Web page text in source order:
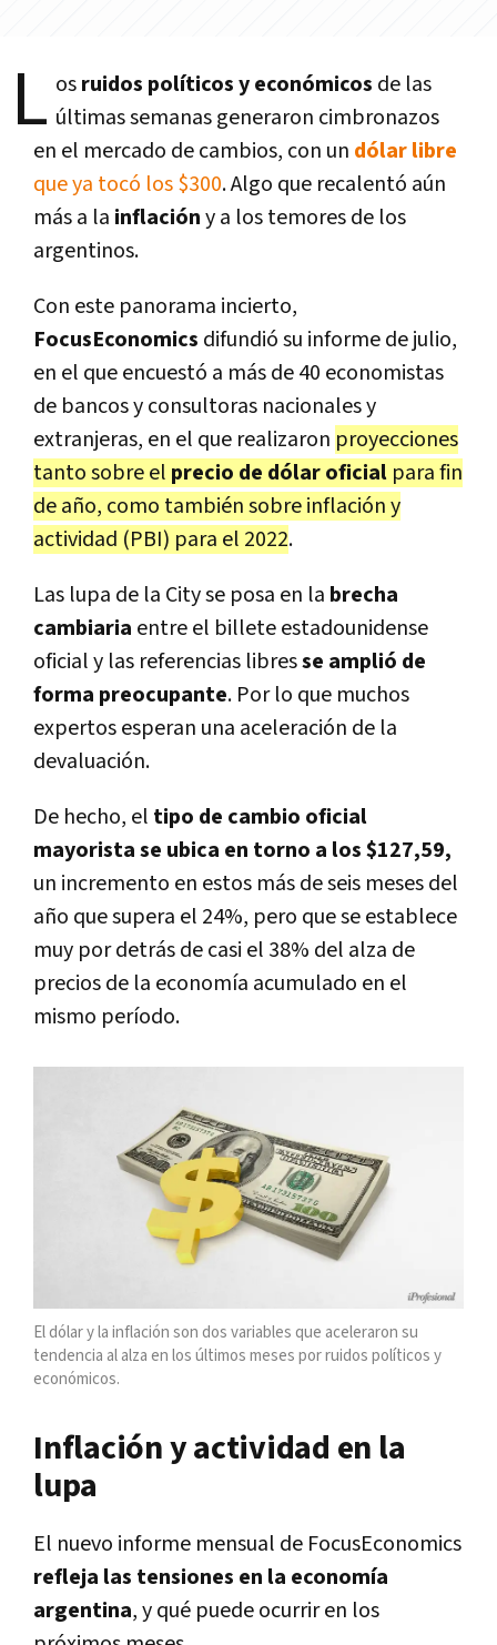
L osruidos políticos y económicos de las
últimas semanas generaron cimbronazos
en el mercado de cambios, con un dólar libre
que ya tocó los $300. Algo que recalentó aún
más a la inflacióny a los temores de los
argentinos.
Con este panorama incierto,
FocusEconomics difundió su informe de julio,
en el que encuestó a más de 40 economistas
de bancos y consultoras nacionales y
extranjeras, en el que realizaron proyecciones
tanto sobre el precio de dólar oficial para fin
de año, como también sobre inflación y
actividad (PBI) para el 2022.
Las lupa de la City se posa en la brecha
cambiaria entre el billete estadounidense
oficial y las referencias libresse amplió de
forma preocupante. Por lo que muchos
expertos esperan una aceleración de la
devaluación.
De hecho, el tipo de cambio oficial
mayorista se ubica en torno a los $127,59,
un incremento en estos más de seis meses del
año que supera el 24%, pero que se establece
muy por detrás de casi el 38% del alza de
precios de la economía acumulado en el
mismo período.
El dólar y la inflación son dos variables que aceleraron su
tendencia al alza en los últimos meses por ruidos políticos y
económicos.
Inflación y actividad en la
lupa
El nuevo informe mensual de FocusEconomics
refleja las tensiones en la economía
argentina, y qué puede ocurrir en los